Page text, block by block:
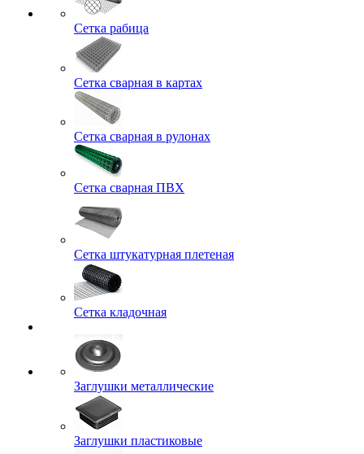
Сетка рабица
Сетка сварная в картах
Сетка сварная в рулонах
Сетка сварная ПВХ
Сетка штукатурная плетеная
Сетка кладочная
Заглушки металлические
Заглушки пластиковые